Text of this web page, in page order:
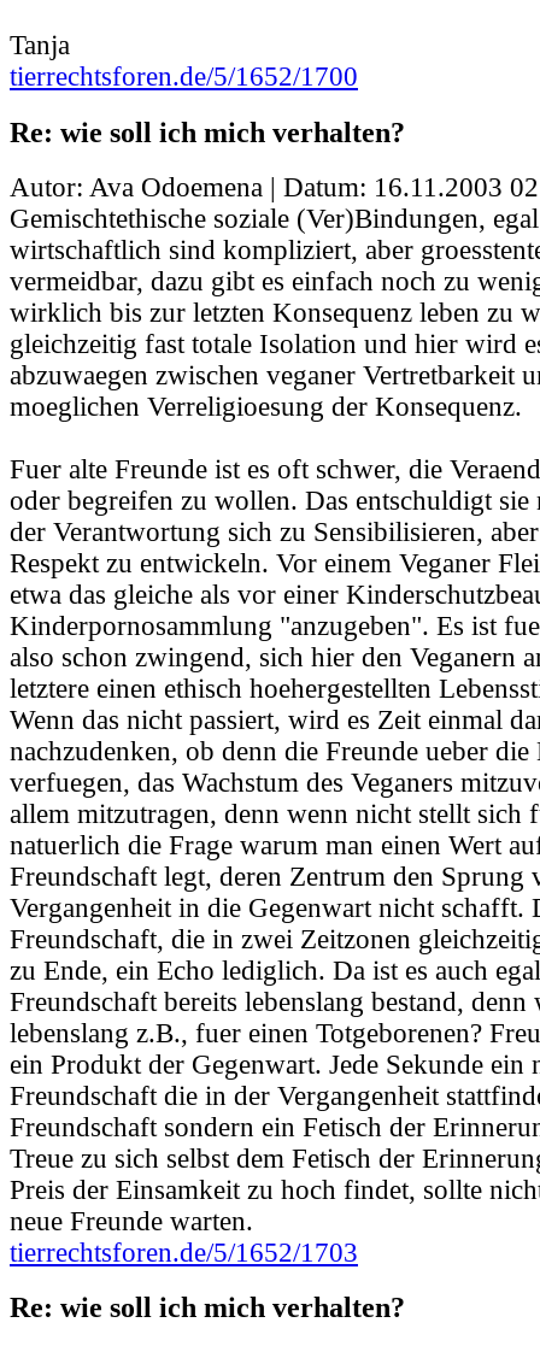
Tanja
tierrechtsforen.de/5/1652/1700
Re: wie soll ich mich verhalten?
Autor: Ava Odoemena | Datum: 16.11.2003
Gemischtethische soziale (Ver)Bindungen,
wirtschaftlich sind kompliziert, aber
vermeidbar, dazu gibt es einfach noch zu
wirklich bis zur letzten Konsequenz leben zu
gleichzeitig fast totale Isolation und hier wird
abzuwaegen zwischen veganer Vertretbarkeit
moeglichen Verreligioesung der Konsequenz.
Fuer alte Freunde ist es oft schwer, die
oder begreifen zu wollen. Das entschuldigt
der Verantwortung sich zu Sensibilisieren,
Respekt zu entwickeln. Vor einem Veganer
etwa das gleiche als vor einer
Kinderpornosammlung "anzugeben". Es ist
also schon zwingend, sich hier den Veganern
letztere einen ethisch hoehergestellten
Wenn das nicht passiert, wird es Zeit einmal
nachzudenken, ob denn die Freunde ueber die
verfuegen, das Wachstum des Veganers
allem mitzutragen, denn wenn nicht stellt sich
natuerlich die Frage warum man einen Wert
Freundschaft legt, deren Zentrum den Sprung
Vergangenheit in die Gegenwart nicht schafft.
Freundschaft, die in zwei Zeitzonen
zu Ende, ein Echo lediglich. Da ist es auch
Freundschaft bereits lebenslang bestand, denn
lebenslang z.B., fuer einen Totgeborenen?
ein Produkt der Gegenwart. Jede Sekunde ein
Freundschaft die in der Vergangenheit
Freundschaft sondern ein Fetisch der
Treue zu sich selbst dem Fetisch der
Preis der Einsamkeit zu hoch findet, sollte
neue Freunde warten.
tierrechtsforen.de/5/1652/1703
Re: wie soll ich mich verhalten?